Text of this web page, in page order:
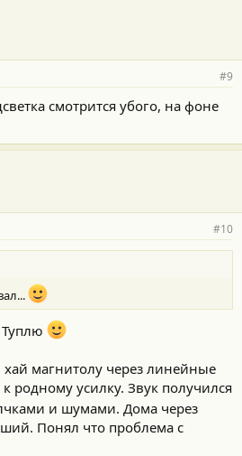
#9
смотрится убого, на фоне
#10
хай магнитолу через линейные
родному усилку. Звук получился
и шумами. Дома через
Понял что проблема с